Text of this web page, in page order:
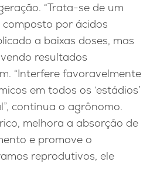
“Trata-se de um
por ácidos
a baixas doses, mas
resultados
“Interfere favoravelmente
em todos os ‘estádios’
continua o agrônomo.
melhora a absorção de
e promove o
reprodutivos, ele